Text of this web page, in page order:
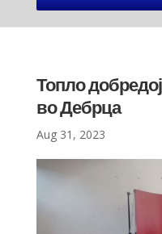
Топло
во Дебрца
Aug 31, 2023